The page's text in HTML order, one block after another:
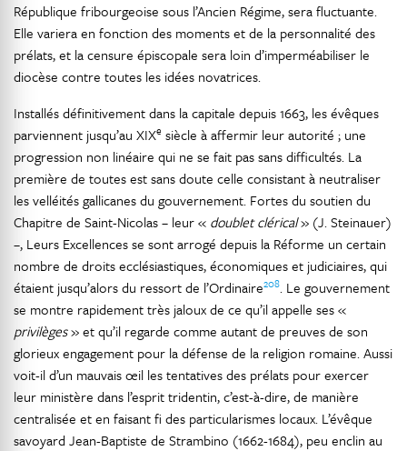
République fribourgeoise sous l’Ancien Régime, sera fluctuante.
Elle variera en fonction des moments et de la personnalité des
prélats, et la censure épiscopale sera loin d’imperméabiliser le
diocèse contre toutes les idées novatrices.
Installés définitivement dans la capitale depuis 1663, les évêques
parviennent jusqu’au XIXe siècle à affermir leur autorité ; une
progression non linéaire qui ne se fait pas sans difficultés. La
première de toutes est sans doute celle consistant à neutraliser
les velléités gallicanes du gouvernement. Fortes du soutien du
Chapitre de Saint-Nicolas – leur « doublet clérical» (J. Steinauer)
–, Leurs Excellences se sont arrogé depuis la Réforme un certain
nombre de droits ecclésiastiques, économiques et judiciaires, qui
étaient jusqu’alors du ressort de l’Ordinaire208. Le gouvernement
se montre rapidement très jaloux de ce qu’il appelle ses «
privilèges» et qu’il regarde comme autant de preuves de son
glorieux engagement pour la défense de la religion romaine. Aussi
voit-il d’un mauvais œil les tentatives des prélats pour exercer
leur ministère dans l’esprit tridentin, c’est-à-dire, de manière
centralisée et en faisant fi des particularismes locaux. L’évêque
savoyard Jean-Baptiste de Strambino (1662-1684), peu enclin au